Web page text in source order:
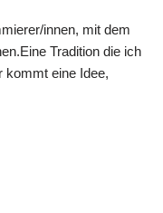
innen, mit dem
Tradition die ich
kommt eine Idee,